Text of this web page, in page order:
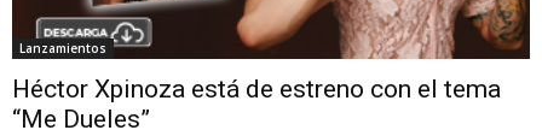
Lanzamientos
Héctor Xpinoza está de estreno con el tema
“Me Dueles”